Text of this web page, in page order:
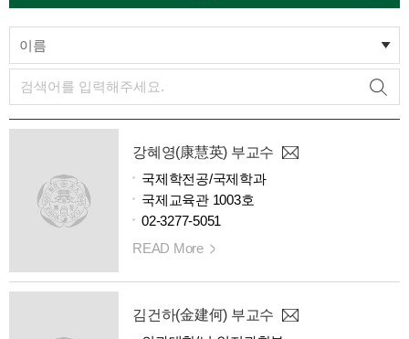
이름
강혜영(康慧英) 부교수
국제학전공/국제학과
국제교육관 1003호
02-3277-5051
READ More
김건하(金建何) 부교수